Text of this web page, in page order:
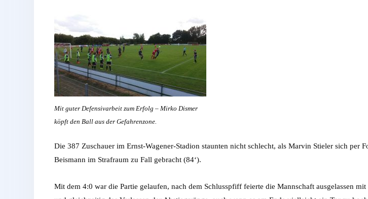
Mit guter Defensivarbeit zum Erfolg – Mirko Dismer
köpft den Ball aus der Gefahrenzone.
Die 387 Zuschauer im Ernst-Wagener-Stadion staunten nicht schlecht, als Marvin Stieler sich
Beismann im Strafraum zu Fall gebracht (84‘).
Mit dem 4:0 war die Partie gelaufen, nach dem Schlusspfiff feierte die Mannschaft ausgelassen